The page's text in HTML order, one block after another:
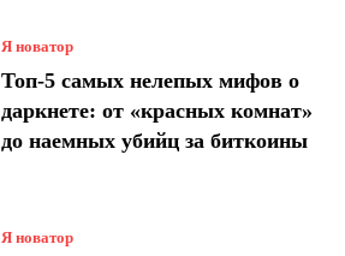
Я новатор
Топ-5 самых нелепых мифов о
даркнете: от «красных комнат»
до наемных убийц за биткоины
Я новатор